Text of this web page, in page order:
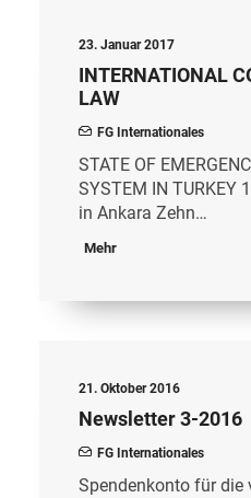
23. Januar 2017
INTERNATIONAL
LAW
FG Internationales
STATE OF
SYSTEM IN TURKEY
in Ankara Zehn…
Mehr
21. Oktober 2016
Newsletter 3-2016
FG Internationales
Spendenkonto für die